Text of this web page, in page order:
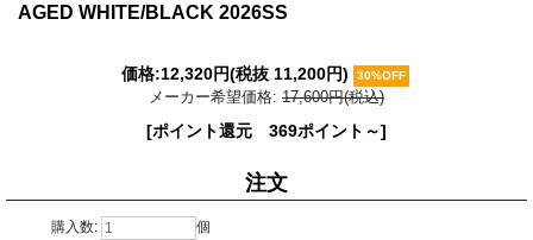
AGED WHITE/BLACK 2026SS
価格:12,320円(税抜 11,200円) 30%OFF
メーカー希望価格: 17,600円(税込)
[ポイント還元 369ポイント～]
注文
購入数: 個